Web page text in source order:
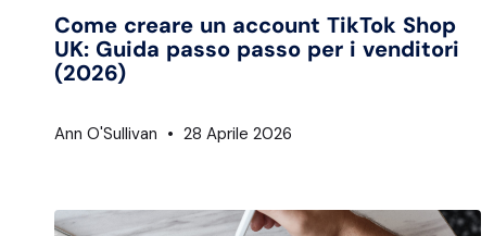
Come creare un account TikTok Shop
UK: Guida passo passo per i venditori
(2026)
Ann O'Sullivan 28 Aprile 2026